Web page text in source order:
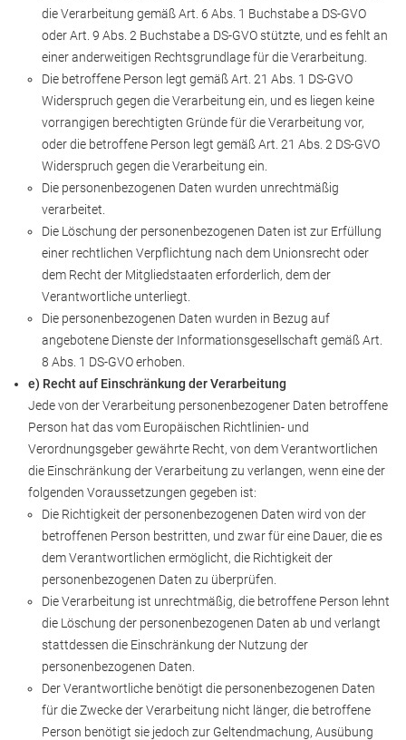
die Verarbeitung gemäß Art. 6 Abs. 1 Buchstabe a DS-GVO
oder Art. 9 Abs. 2 Buchstabe a DS-GVO stützte, und es fehlt an
einer anderweitigen Rechtsgrundlage für die Verarbeitung.
Die betroffene Person legt gemäß Art. 21 Abs. 1 DS-GVO
Widerspruch gegen die Verarbeitung ein, und es liegen keine
vorrangigen berechtigten Gründe für die Verarbeitung vor,
oder die betroffene Person legt gemäß Art. 21 Abs. 2 DS-GVO
Widerspruch gegen die Verarbeitung ein.
Die personenbezogenen Daten wurden unrechtmäßig
verarbeitet.
Die Löschung der personenbezogenen Daten ist zur Erfüllung
einer rechtlichen Verpflichtung nach dem Unionsrecht oder
dem Recht der Mitgliedstaaten erforderlich, dem der
Verantwortliche unterliegt.
Die personenbezogenen Daten wurden in Bezug auf
angebotene Dienste der Informationsgesellschaft gemäß Art.
8 Abs. 1 DS-GVO erhoben.
e) Recht auf Einschränkung der Verarbeitung
Jede von der Verarbeitung personenbezogener Daten betroffene
Person hat das vom Europäischen Richtlinien- und
Verordnungsgeber gewährte Recht, von dem Verantwortlichen
die Einschränkung der Verarbeitung zu verlangen, wenn eine der
folgenden Voraussetzungen gegeben ist:
Die Richtigkeit der personenbezogenen Daten wird von der
betroffenen Person bestritten, und zwar für eine Dauer, die es
dem Verantwortlichen ermöglicht, die Richtigkeit der
personenbezogenen Daten zu überprüfen.
Die Verarbeitung ist unrechtmäßig, die betroffene Person lehnt
die Löschung der personenbezogenen Daten ab und verlangt
stattdessen die Einschränkung der Nutzung der
personenbezogenen Daten.
Der Verantwortliche benötigt die personenbezogenen Daten
für die Zwecke der Verarbeitung nicht länger, die betroffene
Person benötigt sie jedoch zur Geltendmachung, Ausübung